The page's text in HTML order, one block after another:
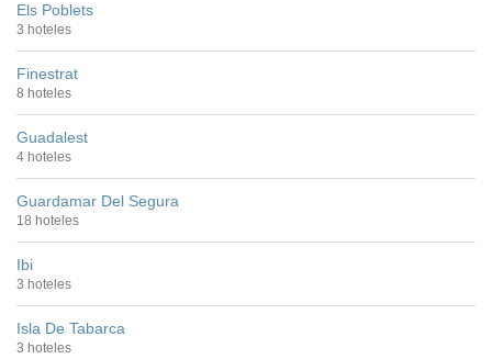
Els Poblets
3 hoteles
Finestrat
8 hoteles
Guadalest
4 hoteles
Guardamar Del Segura
18 hoteles
Ibi
3 hoteles
Isla De Tabarca
3 hoteles